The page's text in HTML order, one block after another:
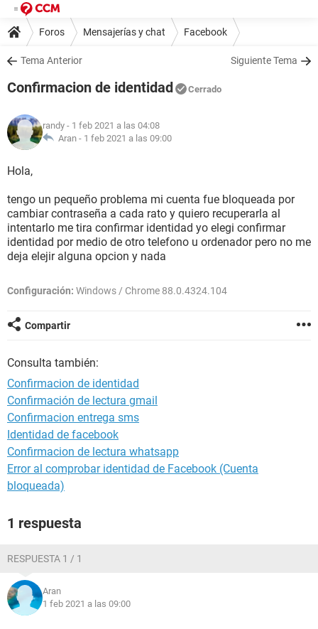
Foros Mensajerías y chat Facebook
Tema Anterior Siguiente Tema
Confirmacion de identidad Cerrado
randy - 1 feb 2021 a las 04:08
Aran - 1 feb 2021 a las 09:00
Hola,
tengo un pequeño problema mi cuenta fue bloqueada por
cambiar contraseña a cada rato y quiero recuperarla al
intentarlo me tira confirmar identidad yo elegi confirmar
identidad por medio de otro telefono u ordenador pero no me
deja elejir alguna opcion y nada
Configuración: Windows / Chrome 88.0.4324.104
Compartir
Consulta también:
Confirmacion de identidad
Confirmación de lectura gmail
Confirmacion entrega sms
Identidad de facebook
Confirmacion de lectura whatsapp
Error al comprobar identidad de Facebook (Cuenta
bloqueada)
1 respuesta
RESPUESTA 1 / 1
Aran
1 feb 2021 a las 09:00